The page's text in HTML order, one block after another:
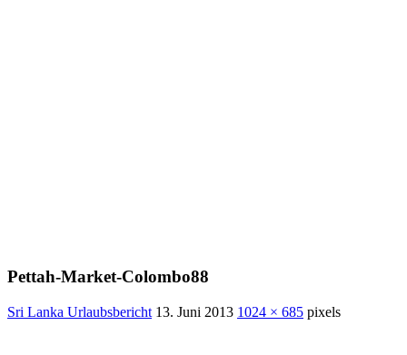
Pettah-Market-Colombo88
Sri Lanka Urlaubsbericht 13. Juni 2013 1024 × 685 pixels